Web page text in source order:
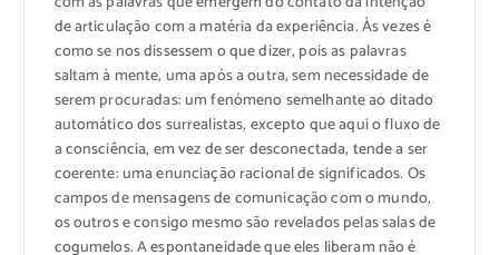
de articulação com a matéria da experiência. Às vezes é
como se nos dissessem o que dizer, pois as palavras
saltam à mente, uma após a outra, sem necessidade de
serem procuradas: um fenómeno semelhante ao ditado
automático dos surrealistas, excepto que aqui o fluxo de
a consciência, em vez de ser desconectada, tende a ser
coerente: uma enunciação racional de significados. Os
campos de mensagens de comunicação com o mundo,
os outros e consigo mesmo são revelados pelas salas de
cogumelos. A espontaneidade que eles liberam não é